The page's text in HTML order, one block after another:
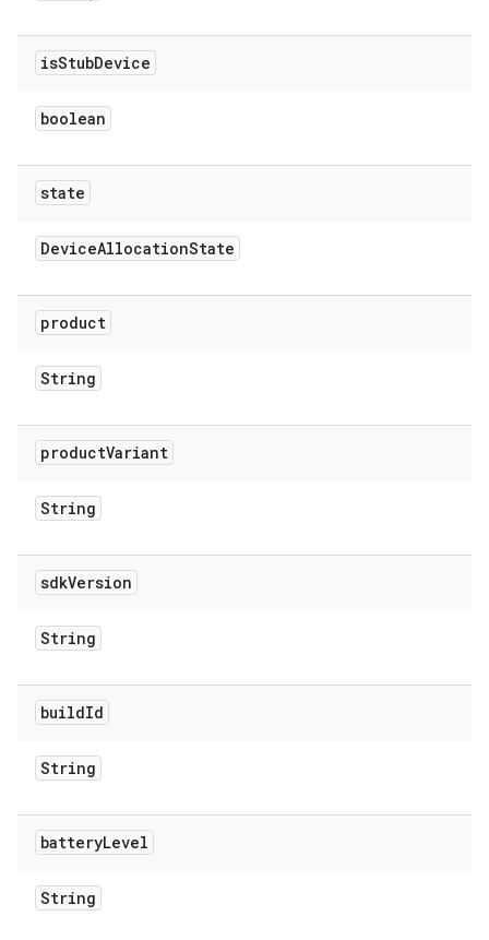
isStubDevice
boolean
state
DeviceAllocationState
product
String
productVariant
String
sdkVersion
String
buildId
String
batteryLevel
String